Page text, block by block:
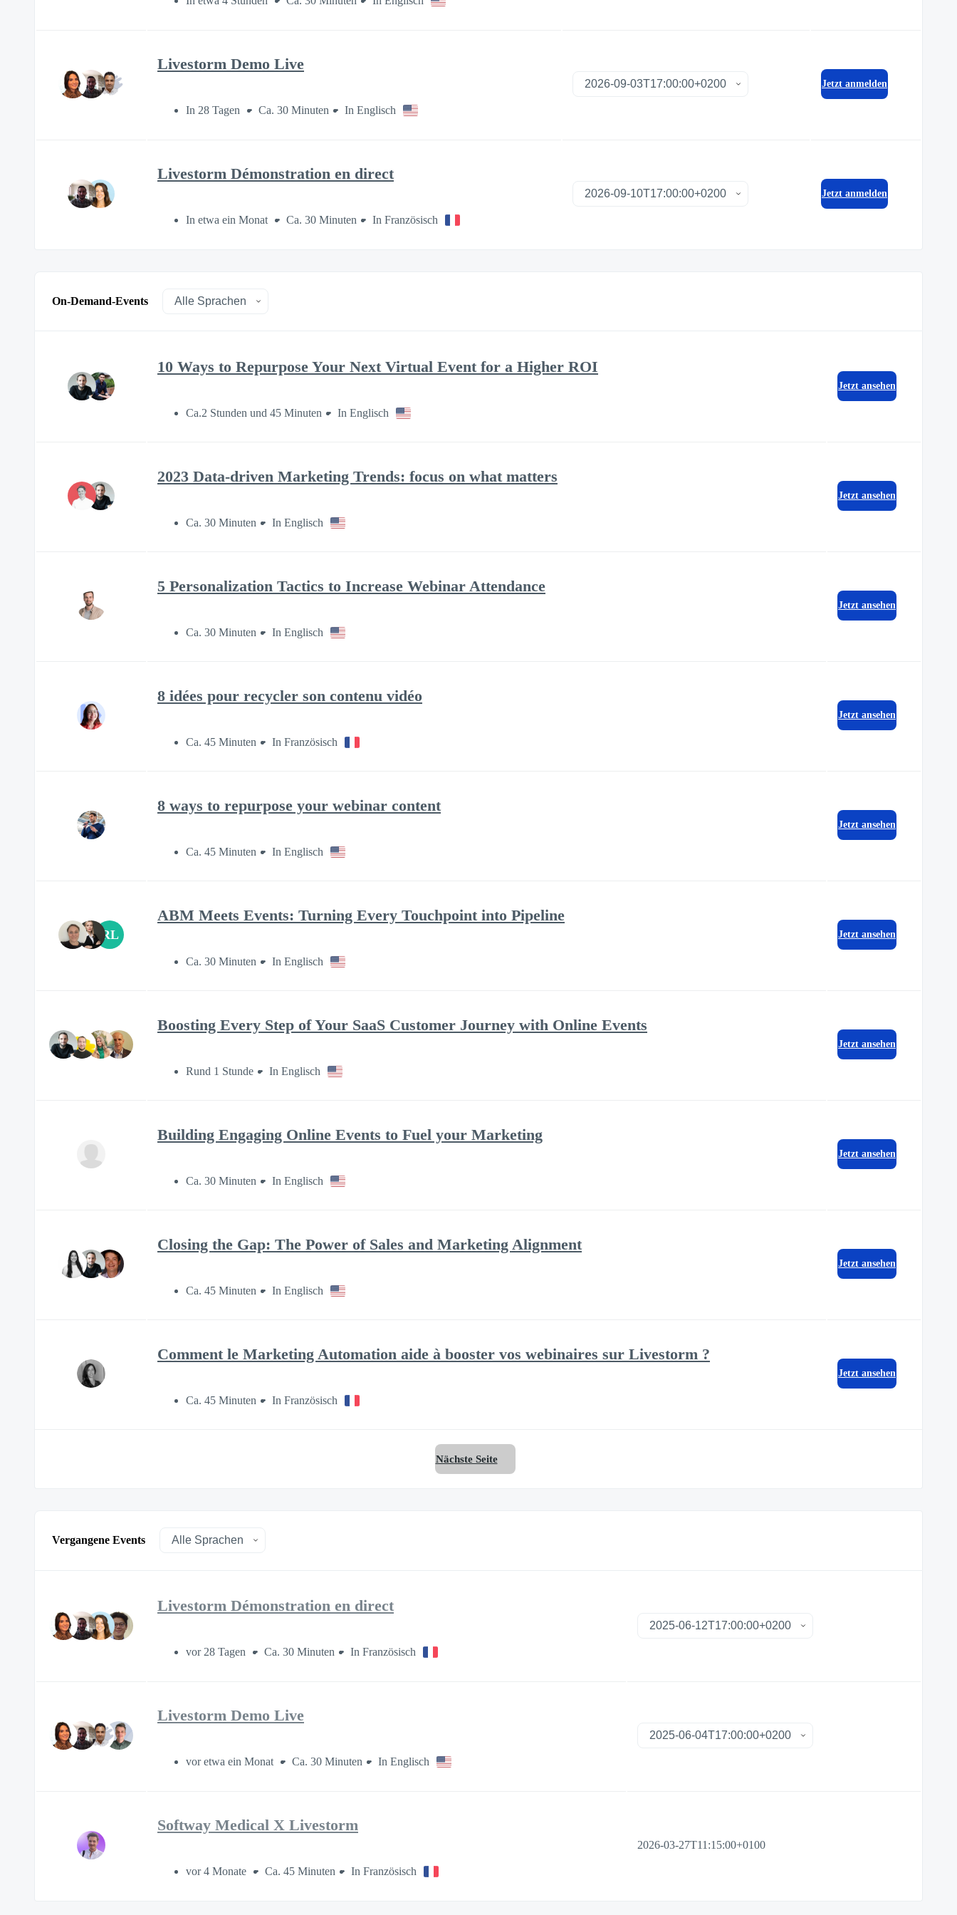
Livestorm Demo Live
In 28 Tagen Ca. 30 Minuten In Englisch
Jetzt anmelden
Livestorm Démonstration en direct
In etwa ein Monat Ca. 30 Minuten In Französisch
Jetzt anmelden
On-Demand-Events
10 Ways to Repurpose Your Next Virtual Event for a Higher ROI
Ca.2 Stunden und 45 Minuten In Englisch
Jetzt ansehen
2023 Data-driven Marketing Trends: focus on what matters
Ca. 30 Minuten In Englisch
Jetzt ansehen
5 Personalization Tactics to Increase Webinar Attendance
Ca. 30 Minuten In Englisch
Jetzt ansehen
8 idées pour recycler son contenu vidéo
Ca. 45 Minuten In Französisch
Jetzt ansehen
8 ways to repurpose your webinar content
Ca. 45 Minuten In Englisch
Jetzt ansehen
RL
ABM Meets Events: Turning Every Touchpoint into Pipeline
Ca. 30 Minuten In Englisch
Jetzt ansehen
Boosting Every Step of Your SaaS Customer Journey with Online Events
Rund 1 Stunde In Englisch
Jetzt ansehen
Building Engaging Online Events to Fuel your Marketing
Ca. 30 Minuten In Englisch
Jetzt ansehen
Closing the Gap: The Power of Sales and Marketing Alignment
Ca. 45 Minuten In Englisch
Jetzt ansehen
Comment le Marketing Automation aide à booster vos webinaires sur Livestorm ?
Ca. 45 Minuten In Französisch
Jetzt ansehen
Nächste Seite
Vergangene Events
Livestorm Démonstration en direct
vor 28 Tagen Ca. 30 Minuten In Französisch
Livestorm Demo Live
vor etwa ein Monat Ca. 30 Minuten In Englisch
Softway Medical X Livestorm
vor 4 Monate Ca. 45 Minuten In Französisch
2026-03-27T11:15:00+0100